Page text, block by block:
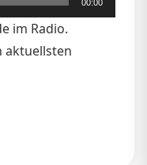
00:00
im Radio.
aktuellsten